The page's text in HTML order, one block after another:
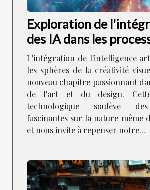
Exploration de
des IA dans les
créatifs visuels
L'intégration de l'intelligence
les sphères de la créativité
nouveau chapitre passionnant
de l'art et du design.
technologique soulève
fascinantes sur la nature même
et nous invite à repenser notre...